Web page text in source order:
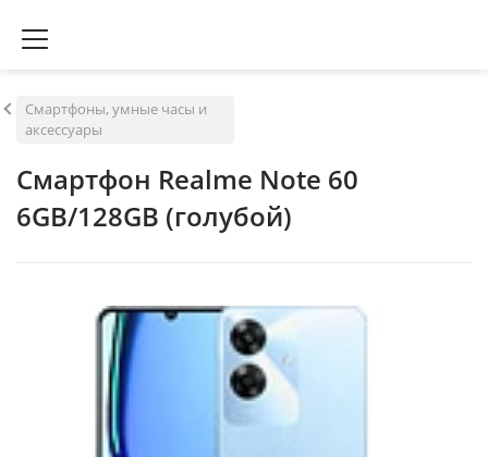
Смартфоны, умные часы и
аксессуары
Смартфон Realme Note 60
6GB/128GB (голубой)